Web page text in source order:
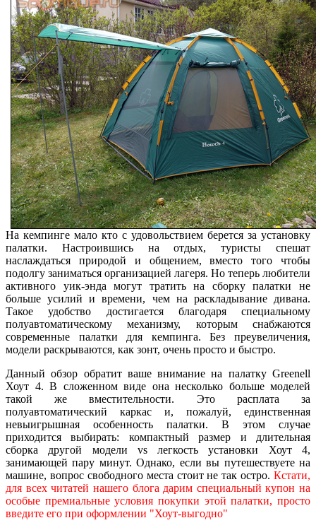
На кемпинге мало кто с удовольствием берется за установку
палатки. Настроившись на отдых, туристы спешат
наслаждаться природой и общением, вместо того чтобы
подолгу заниматься организацией лагеря. Но теперь любители
активного уик-энда могут тратить на сборку палатки не
больше усилий и времени, чем на раскладывание дивана.
Такое удобство достигается благодаря специальному
полуавтоматическому механизму, которым снабжаются
современные палатки для кемпинга. Без преувеличения,
модели раскрываются, как зонт, очень просто и быстро.
Данный обзор обратит ваше внимание на палатку Greenell
Хоут 4. В сложенном виде она несколько больше моделей
такой же вместительности. Это расплата за
полуавтоматический каркас и, пожалуй, единственная
невыигрышная особенность палатки. В этом случае
приходится выбирать: компактный размер и длительная
сборка другой модели vs легкость установки Хоут 4,
занимающей пару минут. Однако, если вы путешествуете на
машине, вопрос свободного места стоит не так остро. Кстати,
для всех читатей нашего блога дарим специальный купон на
особые премиальные условия покупки этой палатки, просто
введите его при оформлении "Хоут-выгодно"